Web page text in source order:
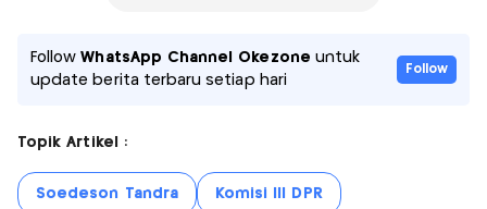
FollowWhatsApp Channel Okezone untuk
update berita terbaru setiap hari
Follow
Topik Artikel :
Soedeson Tandra Komisi III DPR